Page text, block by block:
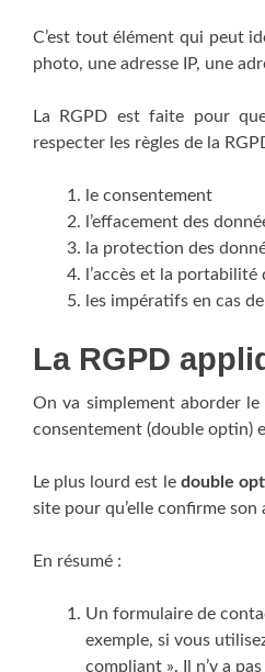
C’est tout élément qui peut
photo, une adresse IP, une
La RGPD est faite pour
respecter les règles de la
le consentement
l’effacement des
la protection des
l’accès et la
les impératifs en cas
La RGPD
On va simplement aborder
consentement (double optin)
Le plus lourd est le double
site pour qu’elle confirme
En résumé :
Un formulaire de
exemple, si vous
compliant ». Il n’y a